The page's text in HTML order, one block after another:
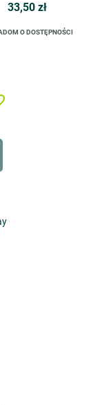
33,50 zł
O DOSTĘPNOŚCI